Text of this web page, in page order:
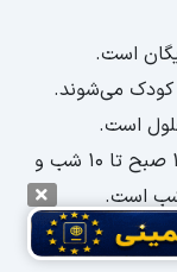
است.
ساعات بازدید از دوشنبه تا پنج‌شنبه ۱۰ صبح تا ۱۰ شب و